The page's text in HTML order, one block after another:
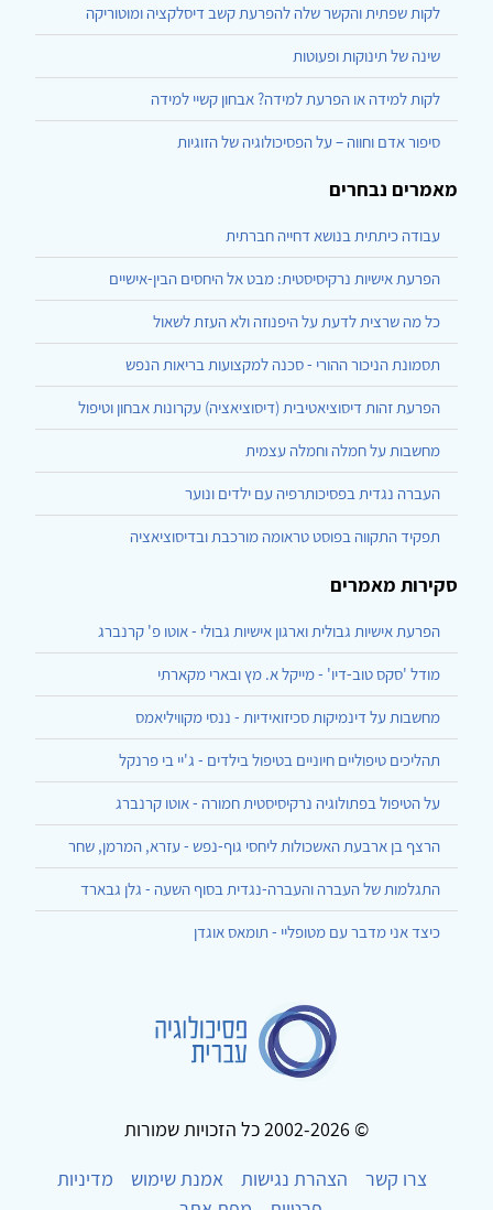
לקות שפתית והקשר שלה להפרעת קשב דיסלקציה ומוטוריקה
שינה של תינוקות ופעוטות
לקות למידה או הפרעת למידה? אבחון קשיי למידה
סיפור אדם וחווה – על הפסיכולוגיה של הזוגיות
מאמרים נבחרים
עבודה כיתתית בנושא דחייה חברתית
הפרעת אישיות נרקיסיסטית: מבט אל היחסים הבין-אישיים
כל מה שרצית לדעת על היפנוזה ולא העזת לשאול
תסמונת הניכור ההורי - סכנה למקצועות בריאות הנפש
הפרעת זהות דיסוציאטיבית (דיסוציאציה) עקרונות אבחון וטיפול
מחשבות על חמלה וחמלה עצמית
העברה נגדית בפסיכותרפיה עם ילדים ונוער
תפקיד התקווה בפוסט טראומה מורכבת ובדיסוציאציה
סקירות מאמרים
הפרעת אישיות גבולית וארגון אישיות גבולי - אוטו פ' קרנברג
מודל 'סקס טוב-דיו' - מייקל א. מץ ובארי מקארתי
מחשבות על דינמיקות סכיזואידיות - ננסי מקוויליאמס
תהליכים טיפוליים חיוניים בטיפול בילדים - ג'יי בי פרנקל
על הטיפול בפתולוגיה נרקיסיסטית חמורה - אוטו קרנברג
הרצף בן ארבעת האשכולות ליחסי גוף-נפש - עזרא, המרמן, שחר
התגלמות של העברה והעברה-נגדית בסוף השעה - גלן גבארד
כיצד אני מדבר עם מטופליי - תומאס אוגדן
© 2002-2026 כל הזכויות שמורות
צרו קשר
הצהרת נגישות אמנת שימוש
מדיניות